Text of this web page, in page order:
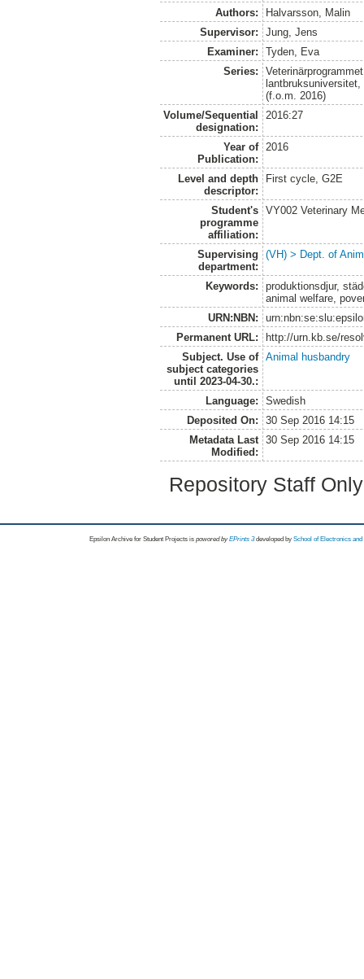
Authors:
Halvarsson, Malin
Supervisor:
Jung, Jens
Examiner:
Tyden, Eva
Series:
(f.o.m. 2016)
Volume/Sequential
designation:
2016:27
Year of
Publication:
2016
Level and depth
descriptor:
First cycle, G2E
Student's
programme
affiliation:
VY002 Veterinary
Supervising
department:
(VH) > Dept. of
Keywords:
produktionsdjur,
animal welfare,
URN:NBN:
Permanent URL:
http://urn.kb.se/
Subject. Use of
subject categories
until 2023-04-30.:
Animal husbandry
Language:
Swedish
Deposited On:
30 Sep 2016 14:15
Metadata Last
Modified:
30 Sep 2016 14:15
Repository Staff
Epsilon Archive for Student Projects is powored byEPrints 3 developed by School of Electronics